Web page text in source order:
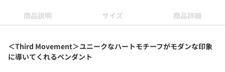
商品説明 サイズ 商品詳細
＜Third Movement＞ユニークなハートモチーフがモダンな印象
に導いてくれるペンダント